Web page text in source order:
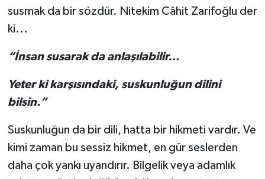
susmak da bir sözdür. Nitekim Câhit Zarifoğlu der
ki...
“İnsan susarak da anlaşılabilir…
Yeter ki karşısındaki, suskunluğun dilini
bilsin.”
Suskunluğun da bir dili, hatta bir hikmeti vardır. Ve
kimi zaman bu sessiz hikmet, en gür seslerden
daha çok yankı uyandırır. Bilgelik veya adamlık